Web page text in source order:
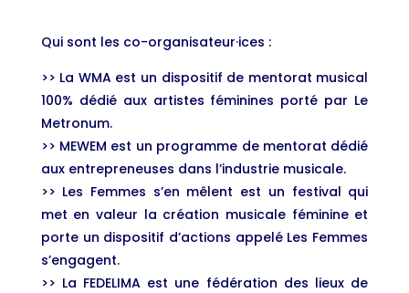
Qui sont les co-organisateur·ices :
>> La WMA est un dispositif de mentorat musical
100% dédié aux artistes féminines porté par Le
Metronum.
>> MEWEM est un programme de mentorat dédié
aux entrepreneuses dans l’industrie musicale.
>> Les Femmes s’en mêlent est un festival qui
met en valeur la création musicale féminine et
porte un dispositif d’actions appelé Les Femmes
s’engagent.
>> La FEDELIMA est une fédération des lieux de